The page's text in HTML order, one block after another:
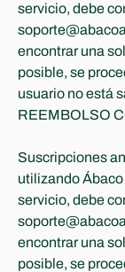
servicio, debe
encontrar una
posible, se
usuario no está
REEMBOLSO
Suscripciones
utilizando
servicio, debe
encontrar una
posible, se